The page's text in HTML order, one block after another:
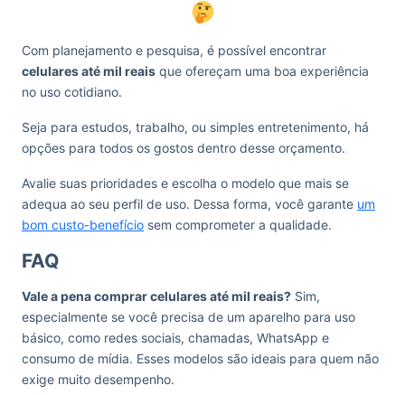
Com planejamento e pesquisa, é possível encontrar
celulares até mil reais que ofereçam uma boa experiência
no uso cotidiano.
Seja para estudos, trabalho, ou simples entretenimento, há
opções para todos os gostos dentro desse orçamento.
Avalie suas prioridades e escolha o modelo que mais se
adequa ao seu perfil de uso. Dessa forma, você garante um
bom custo-benefício sem comprometer a qualidade.
FAQ
Vale a pena comprar celulares até mil reais? Sim,
especialmente se você precisa de um aparelho para uso
básico, como redes sociais, chamadas, WhatsApp e
consumo de mídia. Esses modelos são ideais para quem não
exige muito desempenho.